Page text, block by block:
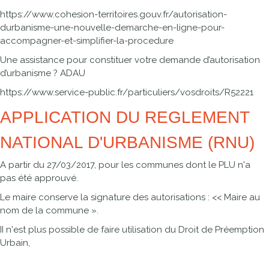
https://www.cohesion-territoires.gouv.fr/autorisation-
durbanisme-une-nouvelle-demarche-en-ligne-pour-
accompagner-et-simplifier-la-procedure
Une assistance pour constituer votre demande d’autorisation
d’urbanisme ? ADAU
https://www.service-public.fr/particuliers/vosdroits/R52221
APPLICATION DU REGLEMENT
NATIONAL D'URBANISME (RNU)
A partir du 27/03/2017, pour les communes dont le PLU n'a
pas été approuvé.
Le maire conserve la signature des autorisations : << Maire au
nom de la commune ».
II n'est plus possible de faire utilisation du Droit de Préemption
Urbain,